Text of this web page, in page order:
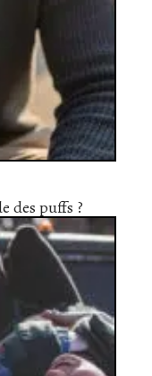
des puffs ?